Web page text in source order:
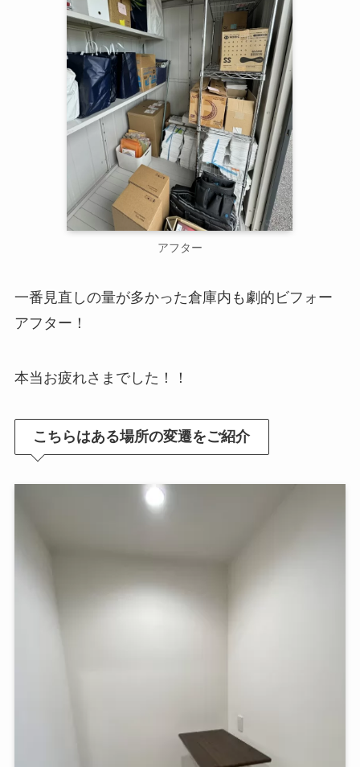
アフター
一番見直しの量が多かった倉庫内も劇的ビフォー
アフター！
本当お疲れさまでした！！
こちらはある場所の変遷をご紹介